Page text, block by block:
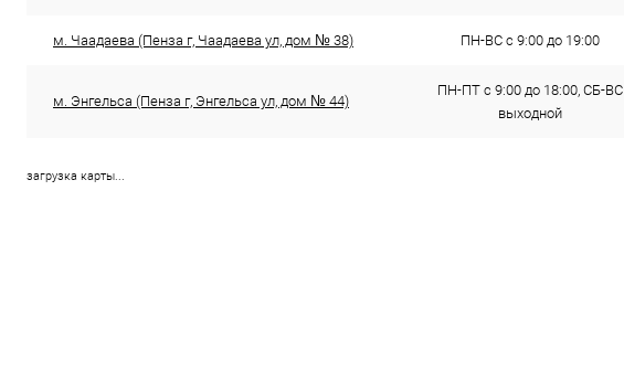
м. Чаадаева (Пенза г, Чаадаева ул, дом № 38) ПН-ВС с 9:00 до 19:00
м. Энгельса (Пенза г, Энгельса ул, дом № 44)
ПН-ПТ с 9:00 до 18:00, СБ-ВС
выходной
загрузка карты...